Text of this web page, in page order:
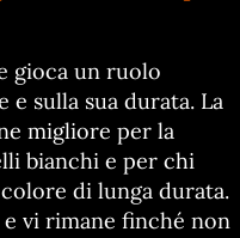
gioca un ruolo
sulla sua durata. La
migliore per la
bianchi e per chi
di lunga durata.
vi rimane finché non